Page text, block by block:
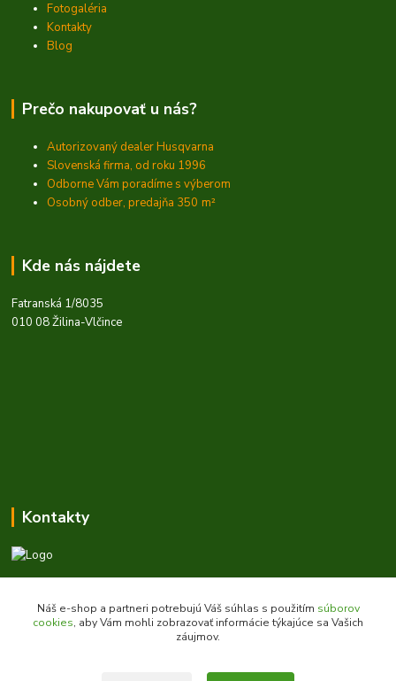
Fotogaléria
Kontakty
Blog
Prečo nakupovať u nás?
Autorizovaný dealer Husqvarna
Slovenská firma, od roku 1996
Odborne Vám poradíme s výberom
Osobný odber, predajňa 350 m²
Kde nás nájdete
Fatranská 1/8035
010 08 Žilina-Vlčince
Kontakty
Zákaznícka podpora daes.sk
+421 903 707 668
(Po-Pia, 8-16 hod.)
Náš e-shop a partneri potrebujú Váš súhlas s použitím súborov
cookies, aby Vám mohli zobrazovať informácie týkajúce sa Vašich
záujmov.